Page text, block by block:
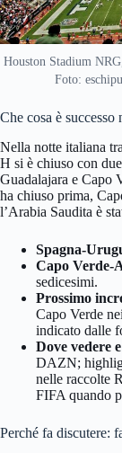
Houston Stadium
Foto:
Che cosa è
Nella notte italiana
H si è chiuso con
Guadalajara e Capo
ha chiuso prima,
l’Arabia Saudita è
Spagna-
Capo Verde-
sedicesimi.
Prossimo
Capo Verde
indicato dalle
Dove vedere
DAZN;
nelle raccolte
FIFA quando
Perché fa discutere: